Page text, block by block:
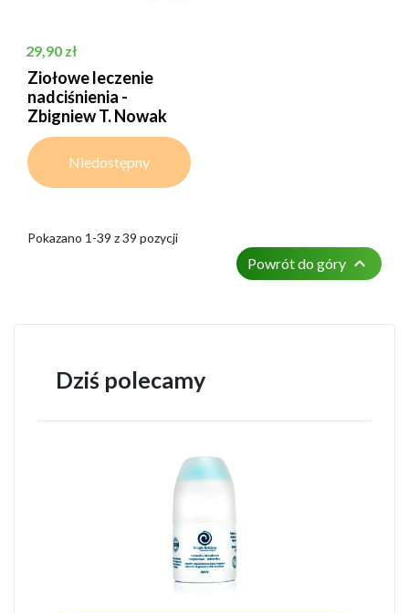
Dziś polecamy
Cena
29,90 zł
Ziołowe leczenie
nadciśnienia -
Zbigniew T. Nowak
Niedostępny
Pokazano 1-39 z 39 pozycji
Powrót do góry 